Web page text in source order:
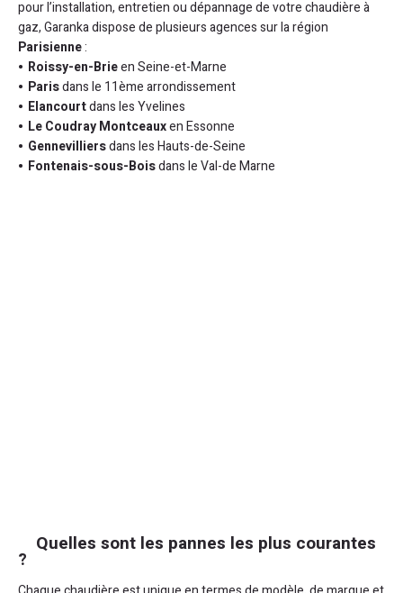
pour l’installation, entretien ou dépannage de votre chaudière à
gaz, Garanka dispose de plusieurs agences sur la région
Parisienne:
Roissy-en-Brieen Seine-et-Marne
Parisdans le 11ème arrondissement
Elancourtdans les Yvelines
Le CoudrayMontceauxen Essonne
Gennevilliersdans les Hauts-de-Seine
Fontenais-sous-Boisdans le Val-de Marne
Quelles sont les pannes les plus courantes
?